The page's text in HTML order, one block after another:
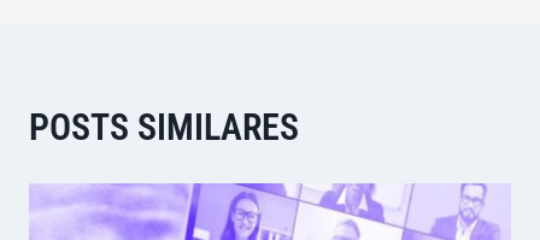
POSTS SIMILARES